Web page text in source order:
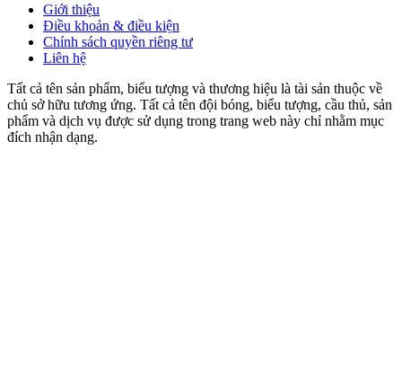
Giới thiệu
Điều khoản & điều kiện
Chính sách quyền riêng tư
Liên hệ
Tất cả tên sản phẩm, biểu tượng và thương hiệu là tài sản thuộc về
chủ sở hữu tương ứng. Tất cả tên đội bóng, biểu tượng, cầu thủ, sản
phẩm và dịch vụ được sử dụng trong trang web này chỉ nhằm mục
đích nhận dạng.